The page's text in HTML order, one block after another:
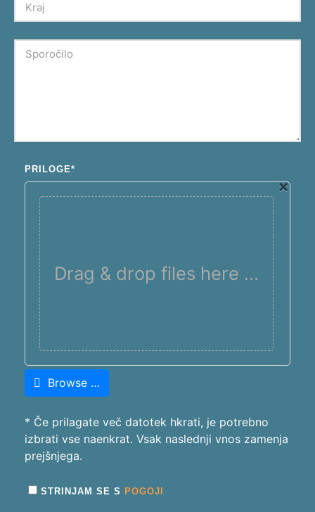
PRILOGE*
×
Drag & drop files here …
Browse …
* Če prilagate več datotek hkrati, je potrebno
izbrati vse naenkrat. Vsak naslednji vnos zamenja
prejšnjega.
STRINJAM SE S POGOJI